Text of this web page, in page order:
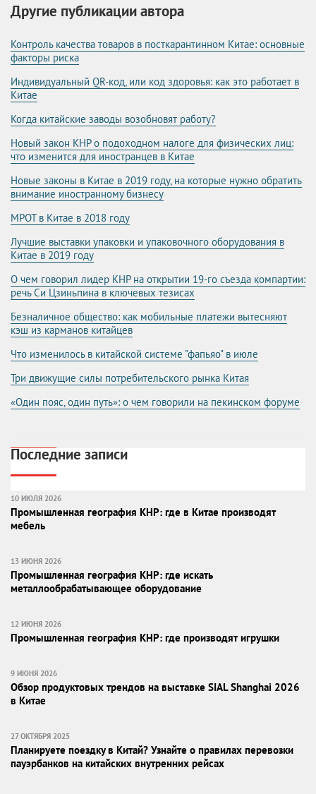
Другие публикации автора
Контроль качества товаров в посткарантинном Китае: основные
факторы риска
Индивидуальный QR-код, или код здоровья: как это работает в
Китае
Когда китайские заводы возобновят работу?
Новый закон КНР о подоходном налоге для физических лиц:
что изменится для иностранцев в Китае
Новые законы в Китае в 2019 году, на которые нужно обратить
внимание иностранному бизнесу
МРОТ в Китае в 2018 году
Лучшие выставки упаковки и упаковочного оборудования в
Китае в 2019 году
О чем говорил лидер КНР на открытии 19-го съезда компартии:
речь Си Цзиньпина в ключевых тезисах
Безналичное общество: как мобильные платежи вытесняют
кэш из карманов китайцев
Что изменилось в китайской системе "фапьяо" в июле
Три движущие силы потребительского рынка Китая
«Один пояс, один путь»: о чем говорили на пекинском форуме
Последние записи
10 ИЮЛЯ 2026
Промышленная география КНР: где в Китае производят
мебель
13 ИЮНЯ 2026
Промышленная география КНР: где искать
металлообрабатывающее оборудование
12 ИЮНЯ 2026
Промышленная география КНР: где производят игрушки
9 ИЮНЯ 2026
Обзор продуктовых трендов на выставке SIAL Shanghai 2026
в Китае
27 ОКТЯБРЯ 2025
Планируете поездку в Китай? Узнайте о правилах перевозки
пауэрбанков на китайских внутренних рейсах